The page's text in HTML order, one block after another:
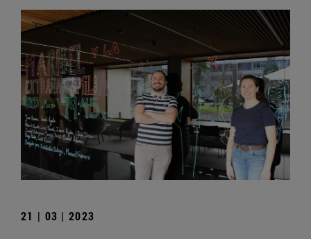
21 | 03 | 2023